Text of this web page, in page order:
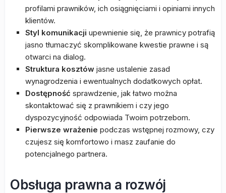
profilami prawników, ich osiągnięciami i opiniami innych
klientów.
Styl komunikacji upewnienie się, że prawnicy potrafią
jasno tłumaczyć skomplikowane kwestie prawne i są
otwarci na dialog.
Struktura kosztów jasne ustalenie zasad
wynagrodzenia i ewentualnych dodatkowych opłat.
Dostępność sprawdzenie, jak łatwo można
skontaktować się z prawnikiem i czy jego
dyspozycyjność odpowiada Twoim potrzebom.
Pierwsze wrażenie podczas wstępnej rozmowy, czy
czujesz się komfortowo i masz zaufanie do
potencjalnego partnera.
Obsługa prawna a rozwój